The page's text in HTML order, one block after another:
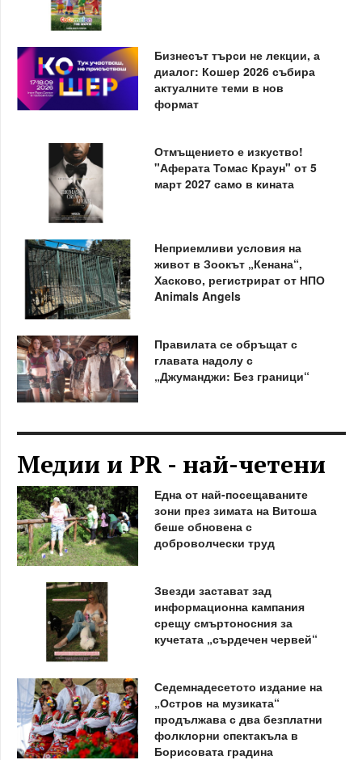
Бизнесът търси не лекции, а
диалог: Кошер 2026 събира
актуалните теми в нов
формат
Отмъщението е изкуство!
"Аферата Томас Краун" от 5
март 2027 само в кината
Неприемливи условия на
живот в Зоокът „Кенана“,
Хасково, регистрират от НПО
Animals Angels
Правилата се обръщат с
главата надолу с
„Джуманджи: Без граници“
Медии и PR - най-четени
Една от най-посещаваните
зони през зимата на Витоша
беше обновена с
доброволчески труд
Звезди застават зад
информационна кампания
срещу смъртоносния за
кучетата „сърдечен червей“
Седемнадесетото издание на
„Остров на музиката“
продължава с два безплатни
фолклорни спектакъла в
Борисовата градина